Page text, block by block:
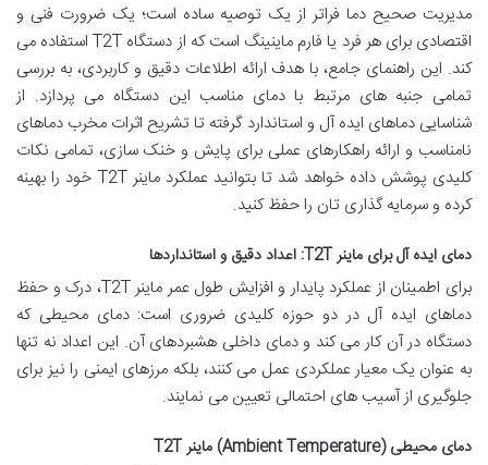
مدیریت صحیح دما فراتر از یک توصیه ساده است؛ یک ضرورت فنی و
اقتصادی برای هر فرد یا فارم ماینینگ است که از دستگاه T2T استفاده می
کند. این راهنمای جامع، با هدف ارائه اطلاعات دقیق و کاربردی، به بررسی
تمامی جنبه های مرتبط با دمای مناسب این دستگاه می پردازد. از
شناسایی دماهای ایده آل و استاندارد گرفته تا تشریح اثرات مخرب دماهای
نامناسب و ارائه راهکارهای عملی برای پایش و خنک سازی، تمامی نکات
کلیدی پوشش داده خواهد شد تا بتوانید عملکرد ماینر T2T خود را بهینه
کرده و سرمایه گذاری تان را حفظ کنید.
دمای ایده آل برای ماینر T2T: اعداد دقیق و استانداردها
برای اطمینان از عملکرد پایدار و افزایش طول عمر ماینر T2T، درک و حفظ
دماهای ایده آل در دو حوزه کلیدی ضروری است: دمای محیطی که
دستگاه در آن کار می کند و دمای داخلی هشبردهای آن. این اعداد نه تنها
به عنوان یک معیار عملکردی عمل می کنند، بلکه مرزهای ایمنی را نیز برای
جلوگیری از آسیب های احتمالی تعیین می نمایند.
دمای محیطی (Ambient Temperature) ماینر T2T